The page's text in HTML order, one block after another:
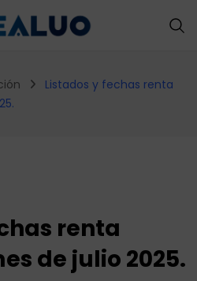
Listados y fechas renta
renta
de julio 2025.